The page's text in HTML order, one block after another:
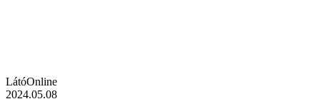
LátóOnline
2024.05.08